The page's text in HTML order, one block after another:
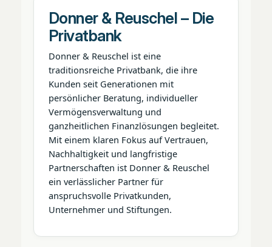
Donner & Reuschel – Die
Privatbank
Donner & Reuschel ist eine
traditionsreiche Privatbank, die ihre
Kunden seit Generationen mit
persönlicher Beratung, individueller
Vermögensverwaltung und
ganzheitlichen Finanzlösungen begleitet.
Mit einem klaren Fokus auf Vertrauen,
Nachhaltigkeit und langfristige
Partnerschaften ist Donner & Reuschel
ein verlässlicher Partner für
anspruchsvolle Privatkunden,
Unternehmer und Stiftungen.